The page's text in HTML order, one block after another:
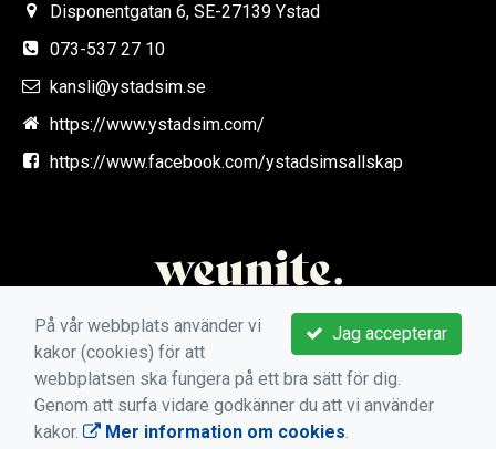
Disponentgatan 6, SE-27139 Ystad
073-537 27 10
kansli@ystadsim.se
https://www.ystadsim.com/
https://www.facebook.com/ystadsimsallskap
Jag accepterar
På vår webbplats använder vi
kakor (cookies) för att
webbplatsen ska fungera på ett bra sätt för dig.
Genom att surfa vidare godkänner du att vi använder
kakor.
Mer information om cookies.